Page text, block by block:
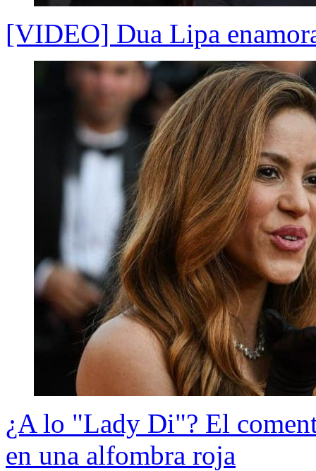
[VIDEO] Dua Lipa
¿A lo "Lady Di"? El
en una alfombra roja